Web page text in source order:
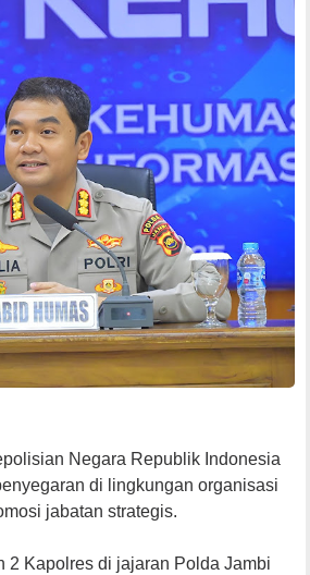
Negara Republik Indonesia
di lingkungan organisasi
jabatan strategis.
2 Kapolres di jajaran Polda Jambi